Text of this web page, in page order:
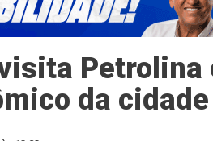
Petrolina
da cidade